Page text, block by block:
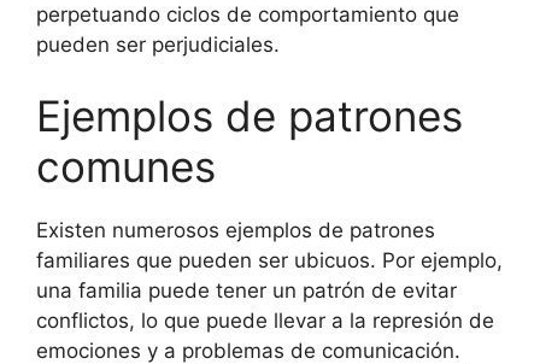
perpetuando ciclos de comportamiento que
pueden ser perjudiciales.
Ejemplos de patrones
comunes
Existen numerosos ejemplos de patrones
familiares que pueden ser ubicuos. Por ejemplo,
una familia puede tener un patrón de evitar
conflictos, lo que puede llevar a la represión de
emociones y a problemas de comunicación.